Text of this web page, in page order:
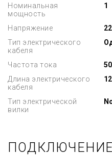
Номинальная
мощность
1
Напряжение
Тип электрического
кабеля
Частота тока
Длина электрического
кабеля
Тип электрической
вилки
ПОДКЛЮЧЕНИЕ